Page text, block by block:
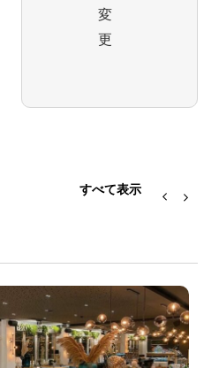
変
更
すべて表示